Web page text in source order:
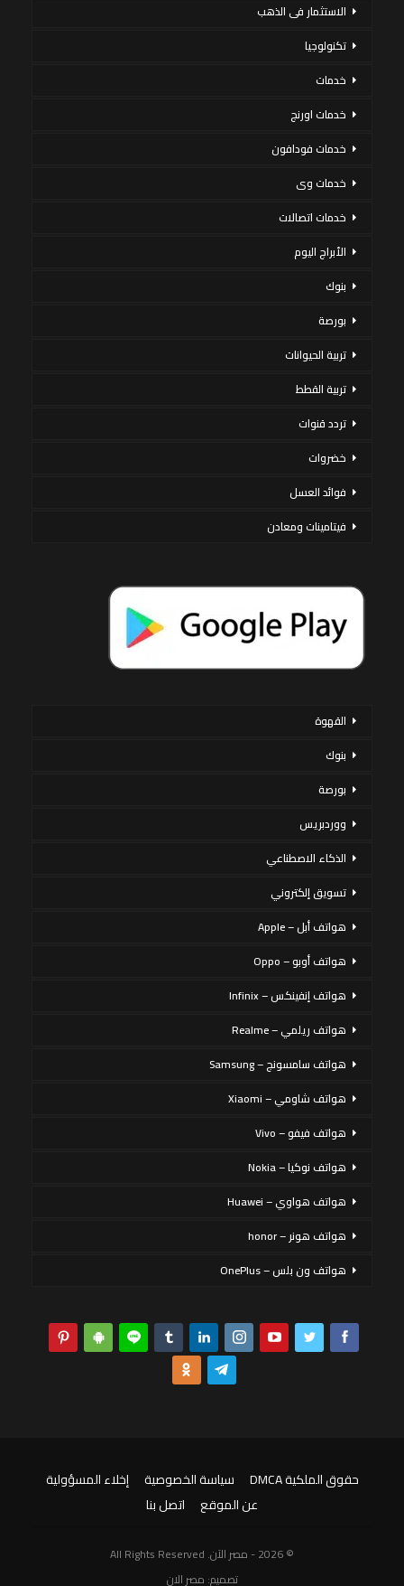
الاستثمار فى الذهب
تكنولوجيا
خدمات
خدمات اورنج
خدمات فودافون
خدمات وى
خدمات اتصالات
الأبراج اليوم
بنوك
بورصة
تربية الحيوانات
تربية القطط
تردد قنوات
خضروات
فوائد العسل
فيتامينات ومعادن
القهوة
بنوك
بورصة
ووردبريس
الذكاء الاصطناعي
تسويق إلكتروني
هواتف أبل – Apple
هواتف أوبو – Oppo
هواتف إنفينكس – Infinix
هواتف ريلمي – Realme
هواتف سامسونج – Samsung
هواتف شاومي – Xiaomi
هواتف فيفو – Vivo
هواتف نوكيا – Nokia
هواتف هواوي – Huawei
هواتف هونر – honor
هواتف ون بلس – OnePlus
حقوق الملكية DMCA سياسة الخصوصية
إخلاء المسؤولية
عن الموقع
اتصل بنا
© 2026 - مصر الآن. All Rights Reserved
تصميم: مصر الان